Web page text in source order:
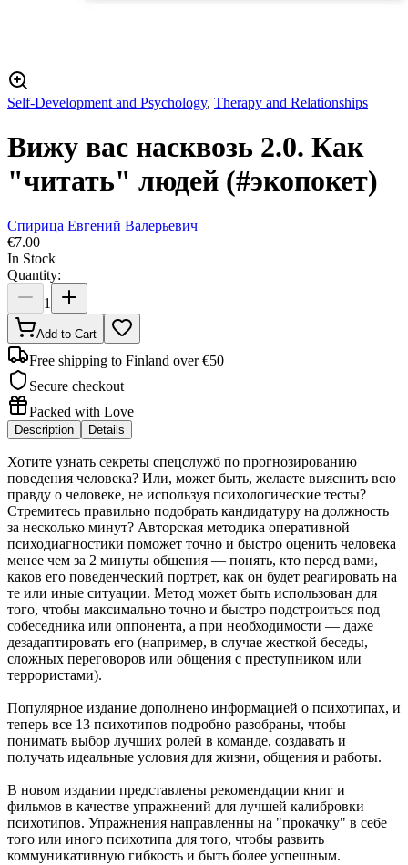
Self-Development and Psychology, Therapy and Relationships
Вижу вас насквозь 2.0. Как
"читать" людей (#экопокет)
Спирица Евгений Валерьевич
€7.00
In Stock
Quantity:
1
Add to Cart
Free shipping to Finland over €50
Secure checkout
Packed with Love
Description Details
Хотите узнать секреты спецслужб по прогнозированию
поведения человека? Или, может быть, желаете выяснить всю
правду о человеке, не используя психологические тесты?
Стремитесь правильно подобрать кандидатуру на должность
за несколько минут? Авторская методика оперативной
психодиагностики поможет точно и быстро оценить человека
менее чем за 2 минуты общения — понять, кто перед вами,
каков его поведенческий портрет, как он будет реагировать на
те или иные ситуации. Метод может быть использован для
того, чтобы максимально точно и быстро подстроиться под
собеседника или оппонента, а при необходимости — даже
дезадаптировать его (например, в случае жесткой беседы,
сложных переговоров или общения с преступником или
террористами).
Популярное издание дополнено информацией о психотипах, и
теперь все 13 психотипов подробно разобраны, чтобы
понимать выбор лучших ролей в команде, создавать и
получать идеальные условия для жизни, общения и работы.
В новом издании представлены рекомендации книг и
фильмов в качестве упражнений для лучшей калибровки
психотипов. Упражнения направленны на "прокачку" в себе
того или иного психотипа для того, чтобы развить
коммуникативную гибкость и быть более успешным.